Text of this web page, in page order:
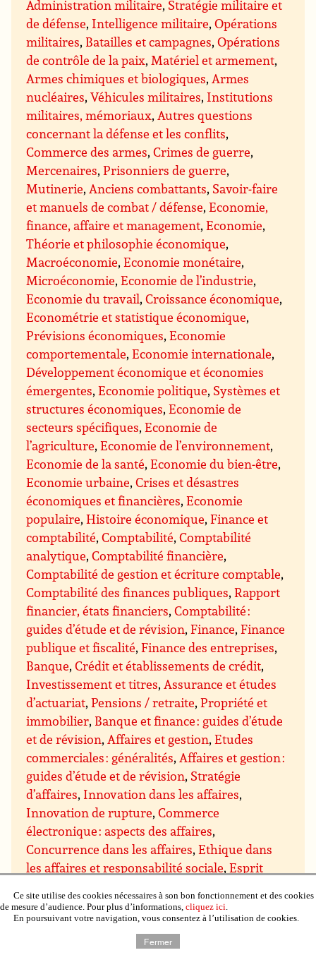
Administration militaire, Stratégie militaire et
de défense, Intelligence militaire,Opérations
militaires, Batailles et campagnes,Opérations
de contrôle de la paix,Matériel et armement,
Armes chimiques et biologiques,Armes
nucléaires,Véhicules militaires, Institutions
militaires, mémoriaux,Autres questions
concernant la défense et les conflits,
Commerce des armes,Crimes de guerre,
Mercenaires,Prisonniers de guerre,
Mutinerie,Anciens combattants, Savoir-faire
et manuels de combat / défense,Economie,
finance, affaire et management,Economie,
Théorie et philosophie économique,
Macroéconomie,Economie monétaire,
Microéconomie,Economie de l’industrie,
Economie du travail,Croissance économique,
Econométrie et statistique économique,
Prévisions économiques,Economie
comportementale,Economie internationale,
Développement économique et économies
émergentes,Economie politique, Systèmes et
structures économiques,Economie de
secteurs spécifiques,Economie de
l’agriculture,Economie de l’environnement,
Economie de la santé,Economie du bien-être,
Economie urbaine,Crises et désastres
économiques et financières,Economie
populaire,Histoire économique,Finance et
comptabilité,Comptabilité,Comptabilité
analytique,Comptabilité financière,
Comptabilité de gestion et écriture comptable,
Comptabilité des finances publiques,Rapport
financier, états financiers,Comptabilité :
guides d’étude et de révision,Finance,Finance
publique et fiscalité,Finance des entreprises,
Banque,Crédit et établissements de crédit,
Investissement et titres,Assurance et études
d’actuariat,Pensions / retraite,Propriété et
immobilier, Banque et finance : guides d’étude
et de révision,Affaires et gestion,Etudes
commerciales : généralités,Affaires et gestion :
guides d’étude et de révision, Stratégie
d’affaires, Innovation dans les affaires,
Innovation de rupture,Commerce
électronique : aspects des affaires,
Concurrence dans les affaires,Ethique dans
les affaires et responsabilité sociale,Esprit
approches « vertes » dans les affaires,Affaires
internationales,Conseils et subventions pour
Gestion et techniques de
Ce site utilise des cookies nécessaires à son bon fonctionnement et des cookies
de mesure d’audience. Pour plus d’informations, cliquez ici.
En poursuivant votre navigation, vous consentez à l’utilisation de cookies.
Fermer